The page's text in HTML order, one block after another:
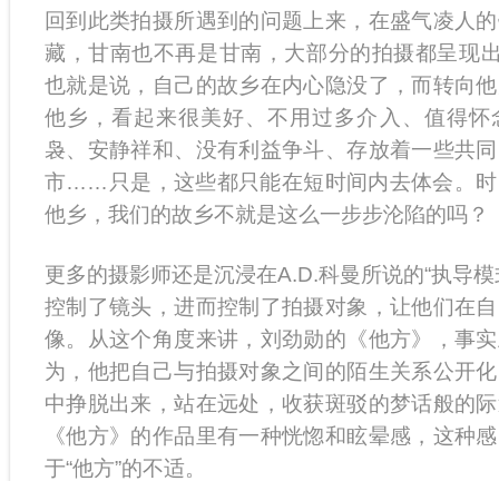
回到此类拍摄所遇到的问题上来，在盛气凌人
藏，甘南也不再是甘南，大部分的拍摄都呈现
也就是说，自己的故乡在内心隐没了，而转向
他乡，看起来很美好、不用过多介入、值得
袅、安静祥和、没有利益争斗、存放着一些共
市……只是，这些都只能在短时间内去体会。
他乡，我们的故乡不就是这么一步步沦陷的吗？
更多的摄影师还是沉浸在A.D.科曼所说的“执导
控制了镜头，进而控制了拍摄对象，让他们在
像。从这个角度来讲，刘劲勋的《他方》，事
为，他把自己与拍摄对象之间的陌生关系公开
中挣脱出来，站在远处，收获斑驳的梦话般的
《他方》的作品里有一种恍惚和眩晕感，这种
于“他方”的不适。